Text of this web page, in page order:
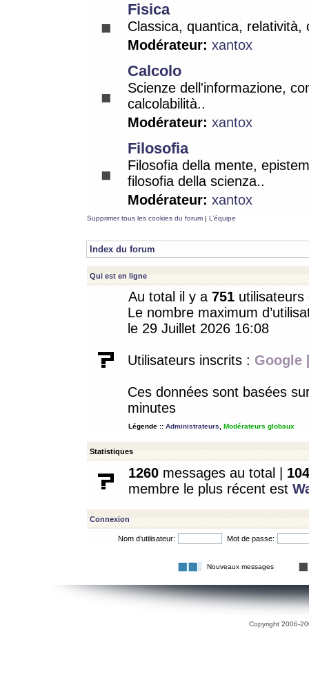
Fisica
Classica, quantica, relatività,
Modérateur: xantox
Calcolo
Scienze dell'informazione,
calcolabilità..
Modérateur: xantox
Filosofia
Filosofia della mente,
filosofia della scienza..
Modérateur: xantox
Supprimer tous les cookies du forum | L’équipe
Index du forum
Qui est en ligne
Au total il y a 751
Le nombre maximum
le 29 Juillet 2026 16:08
Utilisateurs inscrits : Google
Ces données sont basées
minutes
Légende :: Administrateurs Modérateurs globaux
Statistiques
1260 messages au total | 104
membre le plus récent est
Connexion
Nom d’utilisateur: Mot de passe:
Nouveaux messages
Copyright 2006-